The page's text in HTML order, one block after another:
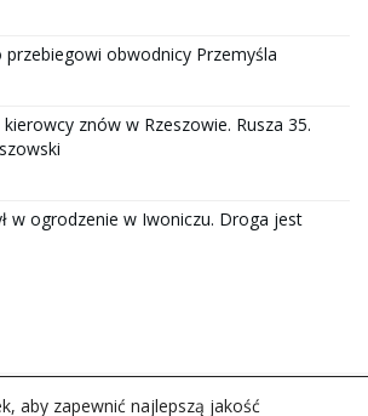
obwodnicy Przemyśla
znów w Rzeszowie. Rusza 35.
w ogrodzenie w Iwoniczu. Droga jest
aby zapewnić najlepszą jakość